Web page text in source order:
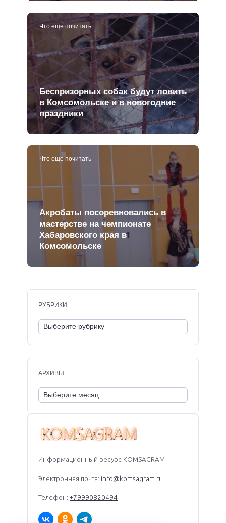
Что еще почитать
Беспризорных собак будут ловить
в Комсомольске и в новогодние
праздники
Что еще почитать
Акробаты посоревновались в
мастерстве на чемпионате
Хабаровского края в
Комсомольске
Информационный ресурс KOMSAGRAM
Электронная почта: info@komsagram.ru
Телефон: +79990820494
РУБРИКИ
АРХИВЫ